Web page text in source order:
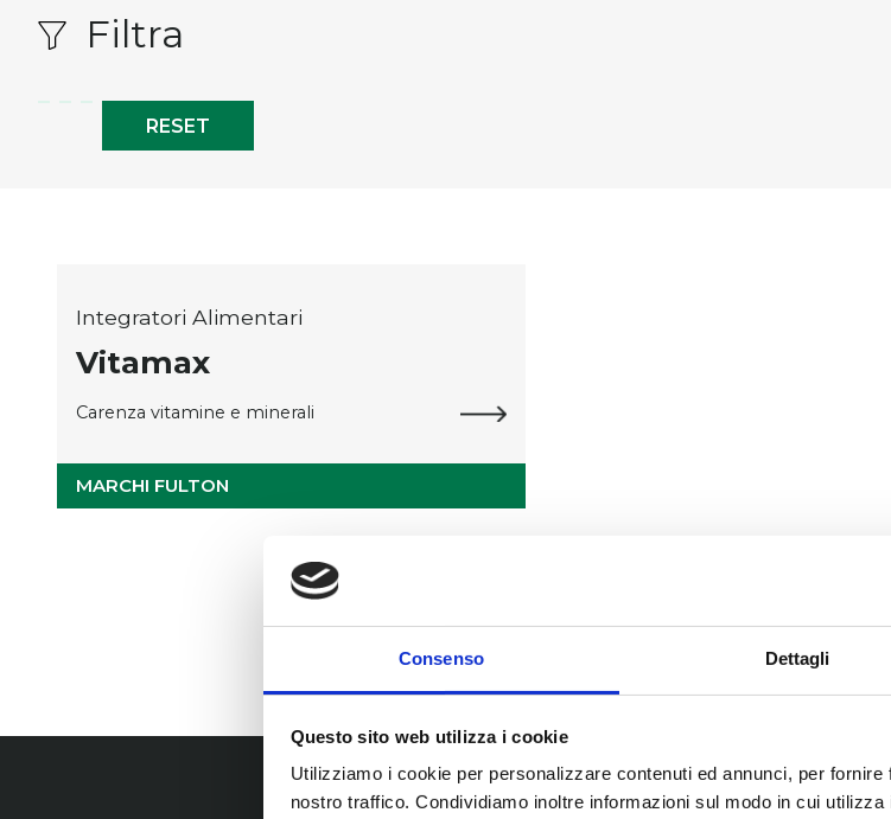
Consenso Dettagli
Questo sito web utilizza i cookie
Utilizziamo i cookie per personalizzare contenuti ed annunci, per
nostro traffico. Condividiamo inoltre informazioni sul modo in cui
Filtra
RESET
Integratori Alimentari
Vitamax
Carenza vitamine e minerali
MARCHI FULTON